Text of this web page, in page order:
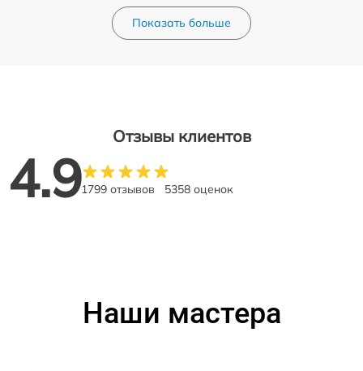
Показать больше
Отзывы клиентов
4.91799 отзывов 5358 оценок
Наши мастера